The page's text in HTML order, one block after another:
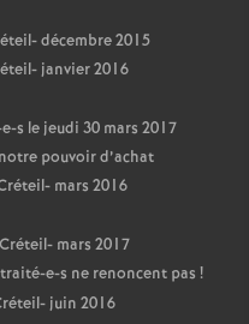
décembre 2015
janvier 2016
s le jeudi 30 mars 2017
pouvoir d’achat
mars 2016
Créteil- mars 2017
e-s ne renoncent pas !
juin 2016